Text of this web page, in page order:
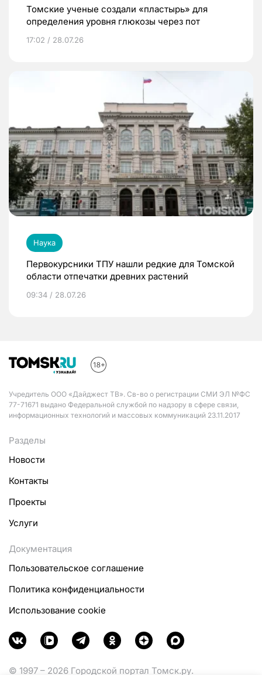
Томские ученые создали «пластырь» для
определения уровня глюкозы через пот
17:02 / 28.07.26
Наука
Первокурсники ТПУ нашли редкие для Томской
области отпечатки древних растений
09:34 / 28.07.26
Учредитель ООО «Дайджест ТВ». Св-во о регистрации СМИ ЭЛ №ФС
77-71671 выдано Федеральной службой по надзору в сфере связи,
информационных технологий и массовых коммуникаций 23.11.2017
Разделы
Новости
Контакты
Проекты
Услуги
Документация
Пользовательское соглашение
Политика конфиденциальности
Использование cookie
© 1997 – 2026 Городской портал Томск.ру.